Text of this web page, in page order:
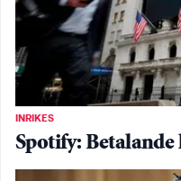
INRIKES
Spotify: